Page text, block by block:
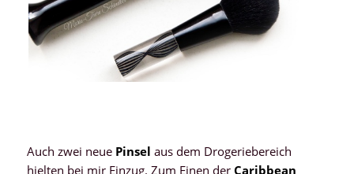
Auch zwei neue Pinsel aus dem Drogeriebereich
hielten bei mir Einzug. Zum Einen der Caribbean